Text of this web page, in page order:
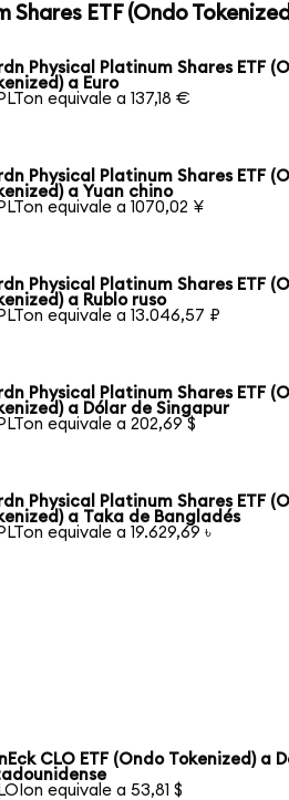
ETF (Ondo
Physical Platinum Shares ETF
a Euro
equivale a 137,18 €
Physical Platinum Shares ETF
a Yuan chino
equivale a 1070,02 ¥
Physical Platinum Shares ETF
a Rublo ruso
equivale a 13.046,57 ₽
Physical Platinum Shares ETF
a Dólar de Singapur
equivale a 202,69 $
Physical Platinum Shares ETF
a Taka de Bangladés
equivale a 19.629,69 ৳
CLO ETF (Ondo Tokenized) a
equivale a 53,81 $